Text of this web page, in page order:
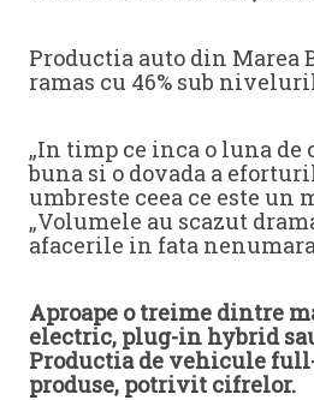
Productia auto din Marea
ramas cu 46% sub
„In timp ce inca o luna de
buna si o dovada a
umbreste ceea ce este un
„Volumele au scazut
afacerile in fata
Aproape o treime dintre
electric, plug-in hybrid
Productia de vehicule
produse, potrivit cifrelor.